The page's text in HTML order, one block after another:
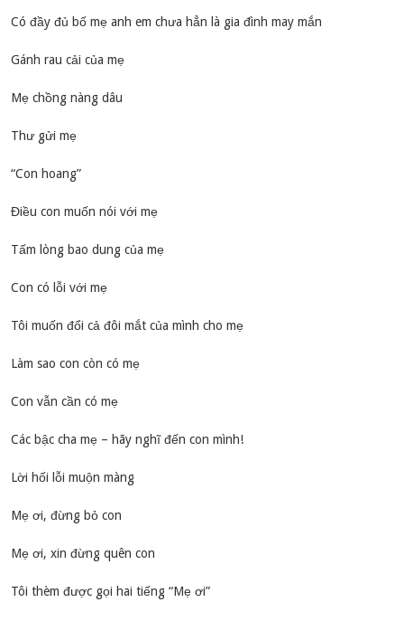
Có đầy đủ bố mẹ anh em chưa hẳn là gia đình may mắn
Gánh rau cải của mẹ
Mẹ chồng nàng dâu
Thư gửi mẹ
“Con hoang”
Điều con muốn nói với mẹ
Tấm lòng bao dung của mẹ
Con có lỗi với mẹ
Tôi muốn đổi cả đôi mắt của mình cho mẹ
Làm sao con còn có mẹ
Con vẫn cần có mẹ
Các bậc cha mẹ – hãy nghĩ đến con mình!
Lời hối lỗi muộn màng
Mẹ ơi, đừng bỏ con
Mẹ ơi, xin đừng quên con
Tôi thèm được gọi hai tiếng “Mẹ ơi”